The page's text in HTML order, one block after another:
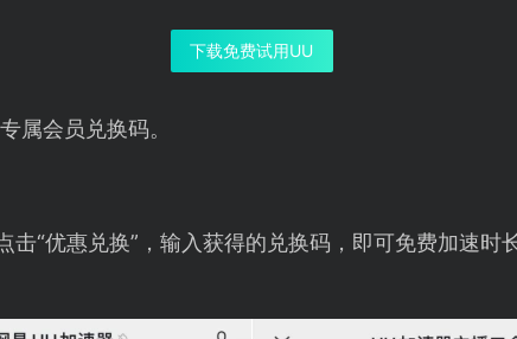
下载免费试用UU
属会员兑换码。
击“优惠兑换”，输入获得的兑换码，即可免费加速时